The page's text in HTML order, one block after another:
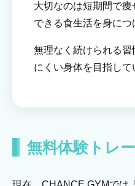
大切なのは短期間で
できる食生活を身につ
無理なく続けられる
にくい身体を目指して
無料体験トレ